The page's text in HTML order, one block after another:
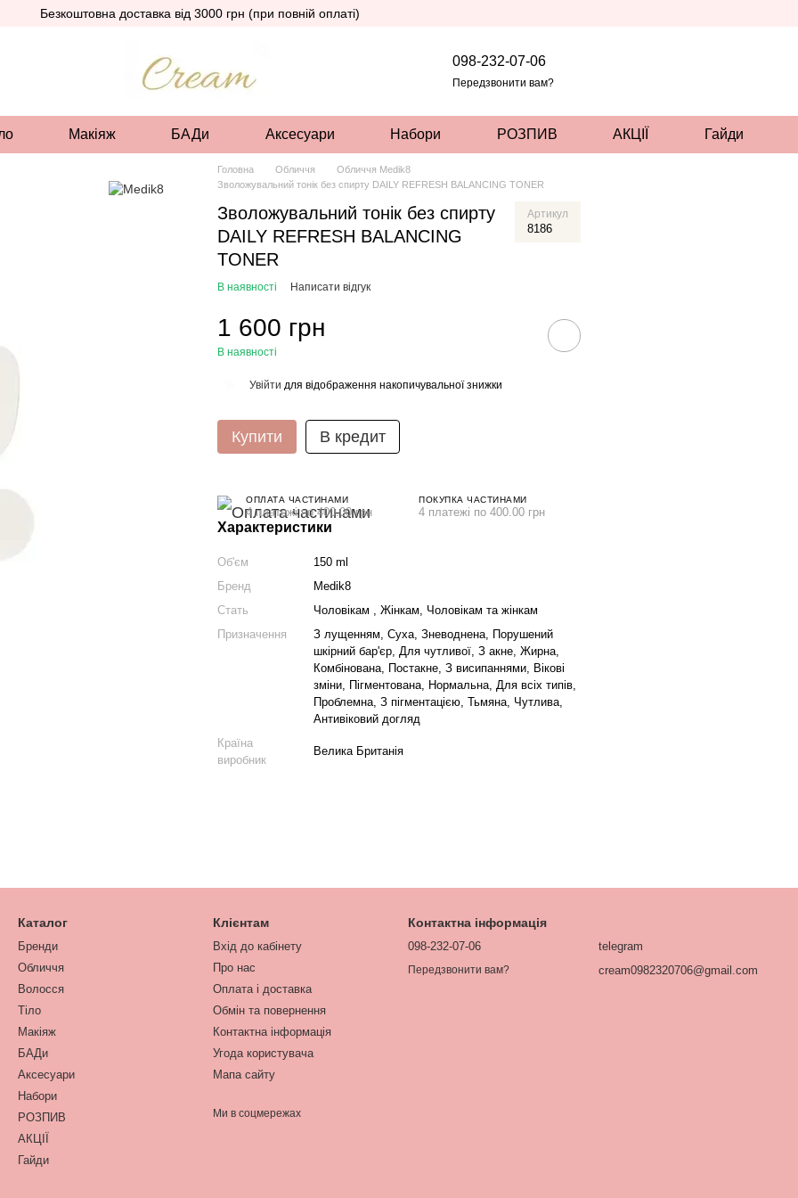
Безкоштовна доставка від 3000 грн (при повній оплаті)
098-232-07-06
Передзвонити вам?
Макіяж БАДи Аксесуари Набори РОЗПИВ АКЦІЇ Гайди
Головна Обличчя
Обличчя Medik8
Зволожувальний тонік без спирту DAILY REFRESH BALANCING TONER
Зволожувальний тонік без спирту
DAILY REFRESH BALANCING
TONER
Артикул
8186
В наявності Написати відгук
1 600 грн
В наявності
Увійти для відображення накопичувальної знижки
Купити В кредит
ОПЛАТА ЧАСТИНАМИ
4 платежі по 400.00 грн
ПОКУПКА ЧАСТИНАМИ
4 платежі по 400.00 грн
Характеристики
Об'єм
150 ml
Бренд
Medik8
Стать
Чоловікам , Жінкам, Чоловікам та жінкам
Призначення
З лущенням, Суха, Зневоднена, Порушений
шкірний бар'єр, Для чутливої, З акне, Жирна,
Комбінована, Постакне, З висипаннями, Вікові
зміни, Пігментована, Нормальна, Для всіх типів,
Проблемна, З пігментацією, Тьмяна, Чутлива,
Антивіковий догляд
Країна
виробник
Велика Британія
Каталог
Бренди
Обличчя
Волосся
Тіло
Макіяж
БАДи
Аксесуари
Набори
РОЗПИВ
АКЦІЇ
Гайди
Клієнтам
Вхід до кабінету
Про нас
Оплата і доставка
Обмін та повернення
Контактна інформація
Угода користувача
Мапа сайту
Ми в соцмережах
Контактна інформація
098-232-07-06
Передзвонити вам?
telegram
cream0982320706@gmail.com